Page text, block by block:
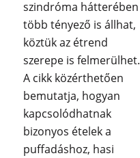
szindróma hátterében
több tényező is állhat,
köztük az étrend
szerepe is felmerülhet.
A cikk közérthetően
bemutatja, hogyan
kapcsolódhatnak
bizonyos ételek a
puffadáshoz, hasi